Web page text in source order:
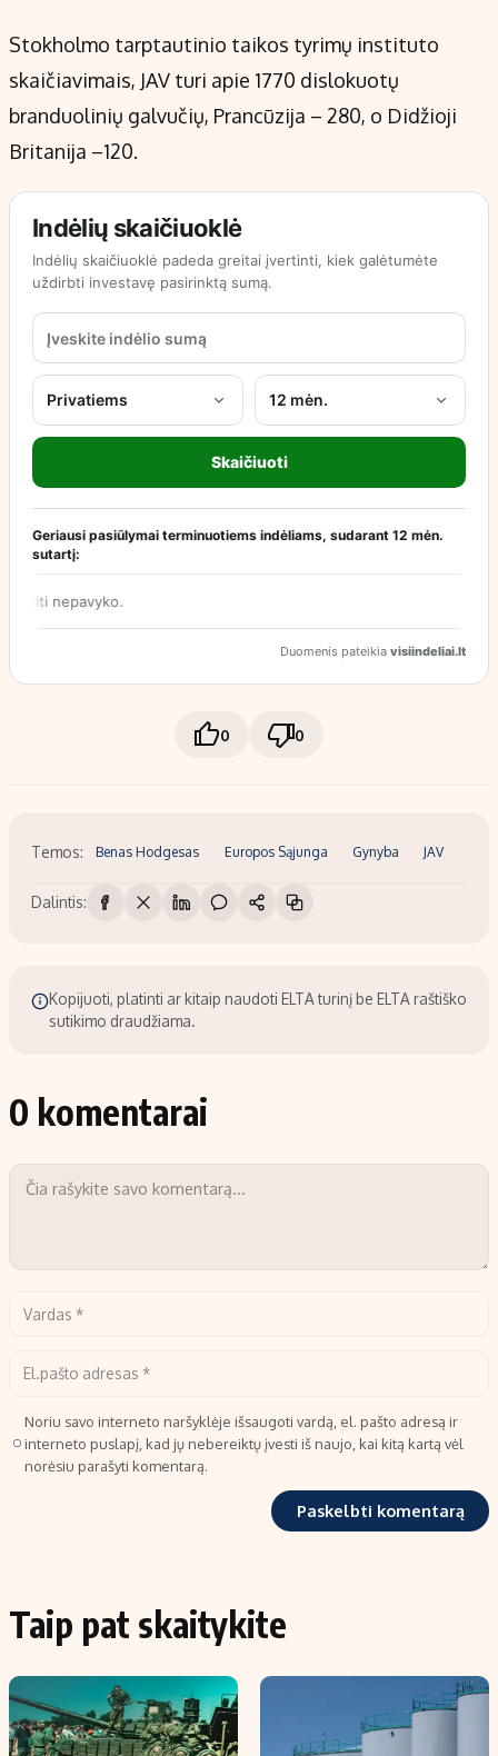
Stokholmo tarptautinio taikos tyrimų instituto
skaičiavimais, JAV turi apie 1770 dislokuotų
branduolinių galvučių, Prancūzija – 280, o Didžioji
Britanija –120.
0 0
Temos: Benas Hodgesas Europos Sąjunga Gynyba JAV
Dalintis:
Kopijuoti, platinti ar kitaip naudoti ELTA turinį be ELTA raštiško
sutikimo draudžiama.
0 komentarai
Noriu savo interneto naršyklėje išsaugoti vardą, el. pašto adresą ir
interneto puslapį, kad jų nebereiktų įvesti iš naujo, kai kitą kartą vėl
norėsiu parašyti komentarą.
Taip pat skaitykite